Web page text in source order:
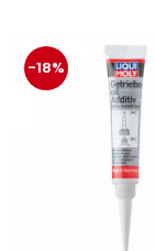
Electrice
Mecanice
Role, bucse si
Motoras electric
Cilindri si
Consumabile
-18%